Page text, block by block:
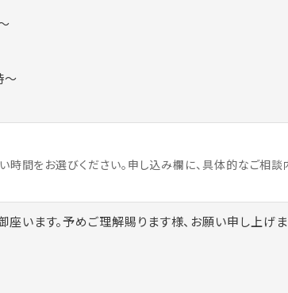
間をお選びください。申し込み欄に、具体的なご相談
います。予めご理解賜ります様、お願い申し上げま